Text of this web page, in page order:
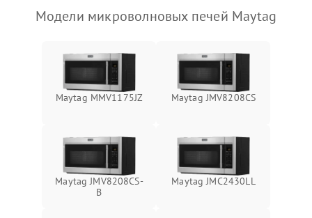
Сломался трансформатор Подробнее →
Модели микроволновых печей Maytag
Maytag MMV1175JZ Maytag JMV8208CS
Maytag JMV8208CS-
B
Maytag JMC2430LL